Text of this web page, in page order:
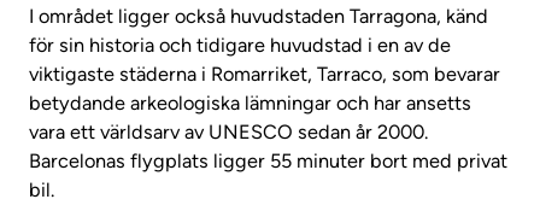
I området ligger också huvudstaden Tarragona, känd
för sin historia och tidigare huvudstad i en av de
viktigaste städerna i Romarriket, Tarraco, som bevarar
betydande arkeologiska lämningar och har ansetts
vara ett världsarv av UNESCO sedan år 2000.
Barcelonas flygplats ligger 55 minuter bort med privat
bil.